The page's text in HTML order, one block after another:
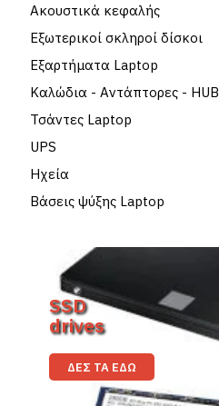
Ακουστικά κεφαλής
Εξωτερικοί σκληροί δίσκοι
Εξαρτήματα Laptop
Καλώδια - Αντάπτορες - HUB
Τσάντες Laptop
UPS
Ηχεία
Βάσεις ψύξης Laptop
SSD
drives
ΔΕΣ ΤΑ ΕΔΏ